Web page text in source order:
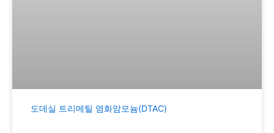
도데실 트리메틸 염화암모늄(DTAC)